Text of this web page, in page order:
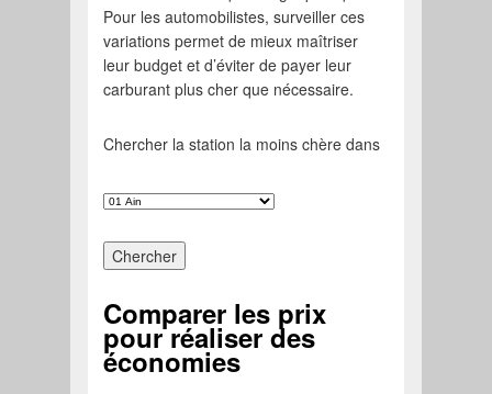
Pour les automobilistes, surveiller ces
variations permet de mieux maîtriser
leur budget et d’éviter de payer leur
carburant plus cher que nécessaire.
Chercher la station la moins chère dans
Comparer les prix
pour réaliser des
économies